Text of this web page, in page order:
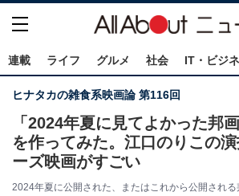
連載 ライフ グルメ 社会 IT・ビジ
ヒナタカの雑食系映画論 第116回
「2024年夏に見てよかった邦
を作ってみた。江口のりこの
ーズ映画がすごい
2024年夏に公開された、またはこれから公開され